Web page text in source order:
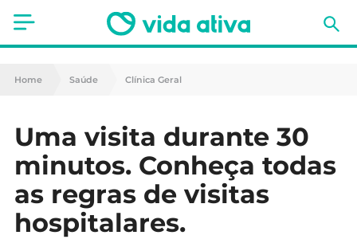
Saúde
Nutrição
Receitas
Fitness
Home Saúde Clínica Geral
Uma visita durante 30
minutos. Conheça todas
as regras de visitas
hospitalares.